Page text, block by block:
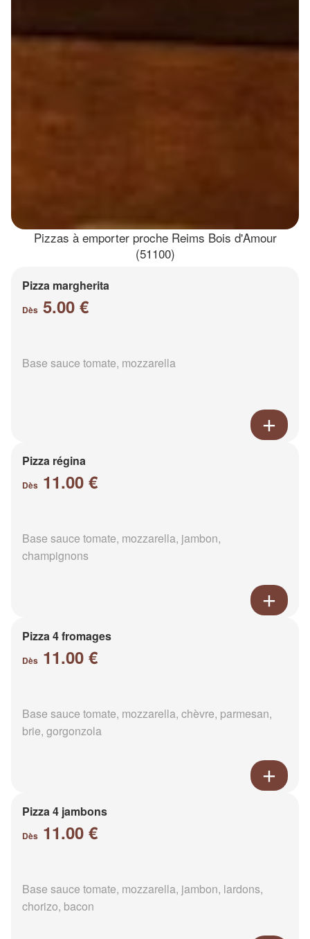
Pizzas à emporter proche Reims Bois d'Amour
(51100)
Pizza margherita
Dès 5.00 €
Base sauce tomate, mozzarella
Pizza régina
Dès 11.00 €
Base sauce tomate, mozzarella, jambon,
champignons
Pizza 4 fromages
Dès 11.00 €
Base sauce tomate, mozzarella, chèvre, parmesan,
brie, gorgonzola
Pizza 4 jambons
Dès 11.00 €
Base sauce tomate, mozzarella, jambon, lardons,
chorizo, bacon